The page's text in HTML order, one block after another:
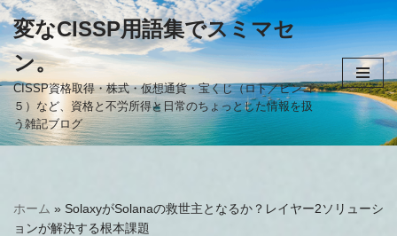
コ
ン
テ
ン
ツ
ッ
変なCISSP用語集でスミマセ
ン。
CISSP資格取得・株式・仮想通貨・宝くじ（ロト／ビンゴ
５）など、資格と不労所得と日常のちょっとした情報を扱
う雑記ブログ
ホーム » SolaxyがSolanaの救世主となるか？レイヤー2ソリューシ
ョンが解決する根本課題